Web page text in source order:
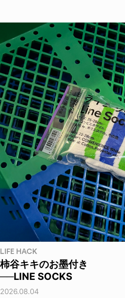
LIFE HACK
柿谷キキのお墨付き
──LINE SOCKS
2026.08.04